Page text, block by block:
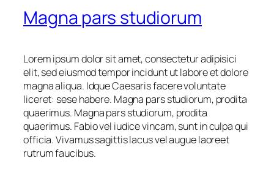
Magna pars studiorum
Lorem ipsum dolor sit amet, consectetur adipisici
elit, sed eiusmod tempor incidunt ut labore et dolore
magna aliqua. Idque Caesaris facere voluntate
liceret: sese habere. Magna pars studiorum, prodita
quaerimus. Magna pars studiorum, prodita
quaerimus. Fabio vel iudice vincam, sunt in culpa qui
officia. Vivamus sagittis lacus vel augue laoreet
rutrum faucibus.